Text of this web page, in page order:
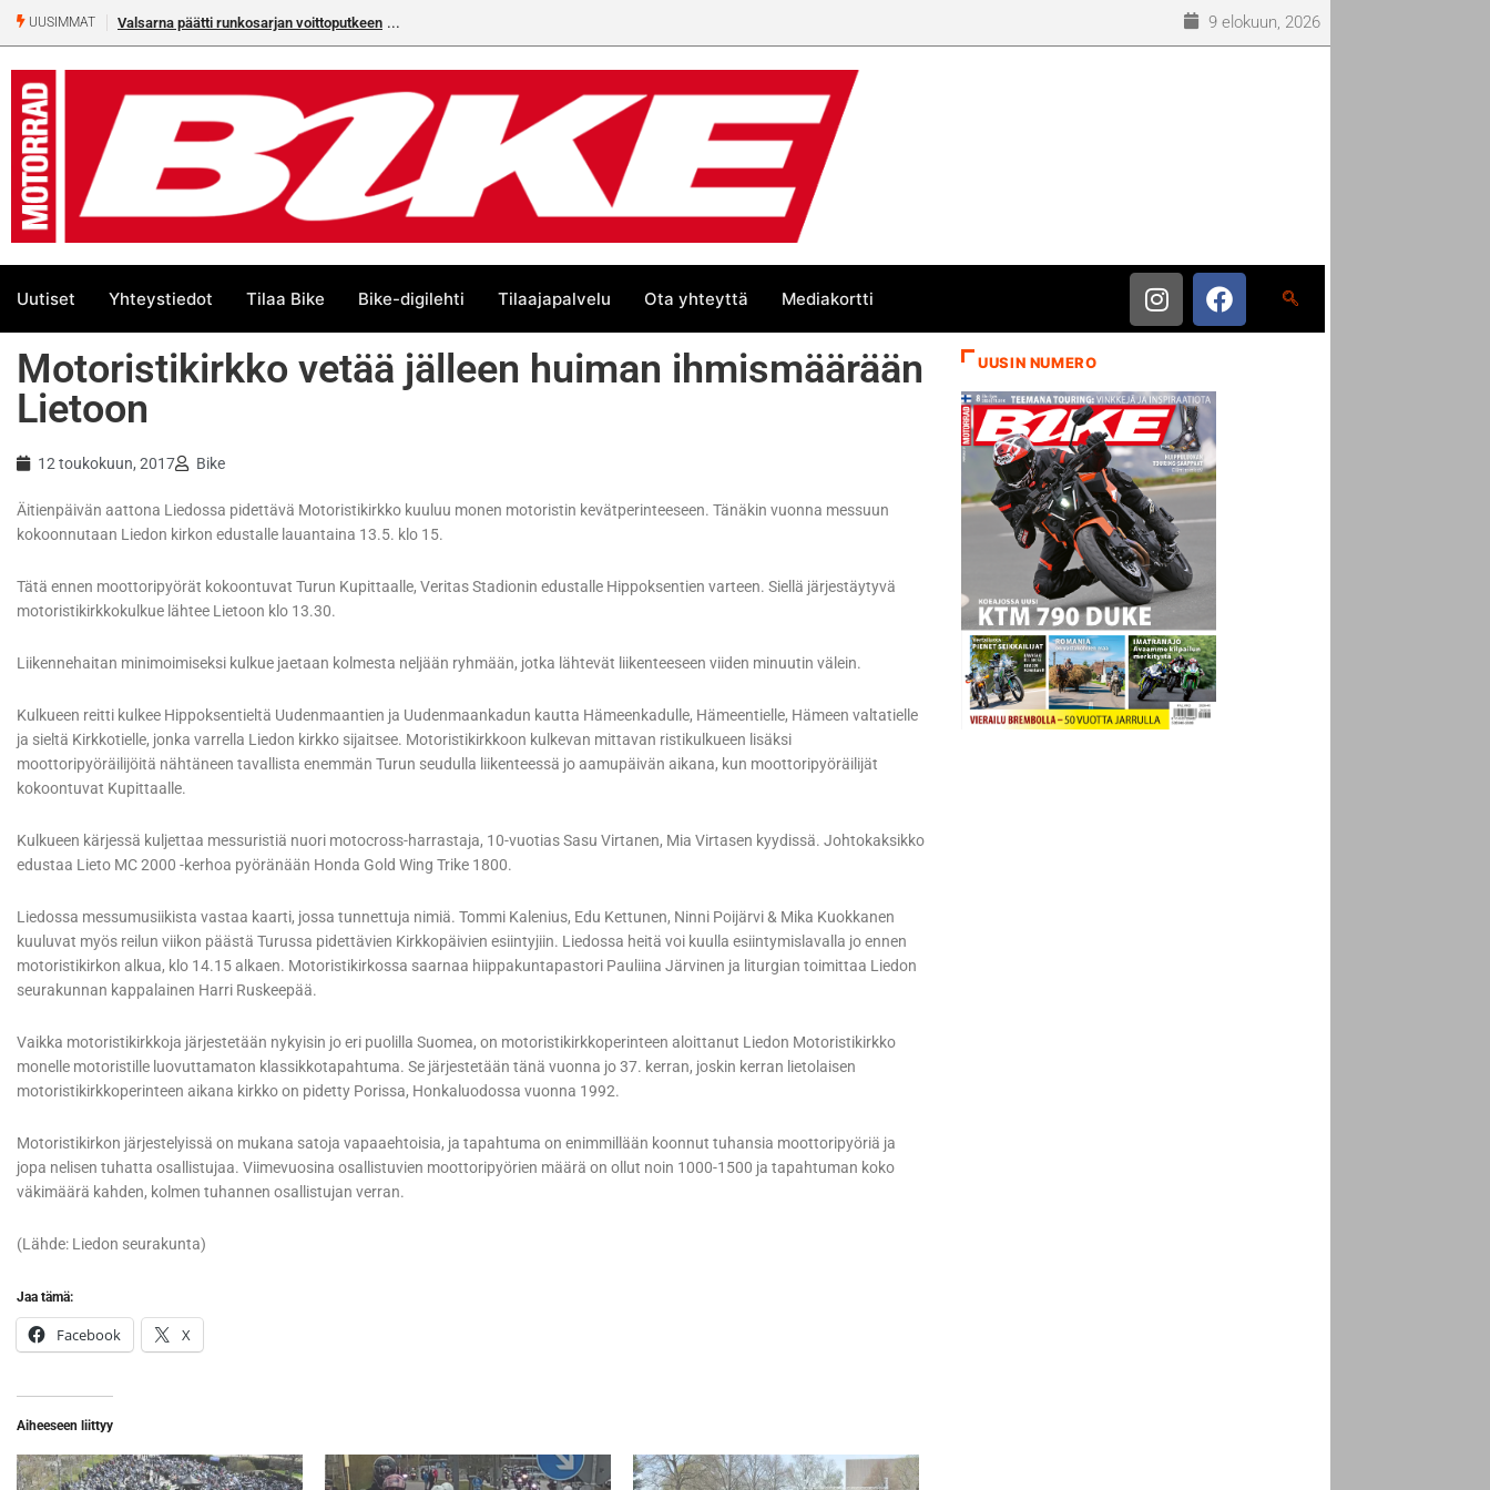
UUSIMMAT Valsarna päätti runkosarjan voittoputkeen 9 elokuun, 2026
Uutiset Yhteystiedot Tilaa Bike Bike-digilehti Tilaajapalvelu Ota yhteyttä Mediakortti
Motoristikirkko vetää jälleen huiman ihmismäärään
Lietoon
12 toukokuun, 2017 Bike
Äitienpäivän aattona Liedossa pidettävä Motoristikirkko kuuluu monen motoristin kevätperinteeseen. Tänäkin vuonna messuun
kokoonnutaan Liedon kirkon edustalle lauantaina 13.5. klo 15.
Tätä ennen moottoripyörät kokoontuvat Turun Kupittaalle, Veritas Stadionin edustalle Hippoksentien varteen. Siellä järjestäytyvä
motoristikirkkokulkue lähtee Lietoon klo 13.30.
Liikennehaitan minimoimiseksi kulkue jaetaan kolmesta neljään ryhmään, jotka lähtevät liikenteeseen viiden minuutin välein.
Kulkueen reitti kulkee Hippoksentieltä Uudenmaantien ja Uudenmaankadun kautta Hämeenkadulle, Hämeentielle, Hämeen valtatielle
ja sieltä Kirkkotielle, jonka varrella Liedon kirkko sijaitsee. Motoristikirkkoon kulkevan mittavan ristikulkueen lisäksi
moottoripyöräilijöitä nähtäneen tavallista enemmän Turun seudulla liikenteessä jo aamupäivän aikana, kun moottoripyöräilijät
kokoontuvat Kupittaalle.
Kulkueen kärjessä kuljettaa messuristiä nuori motocross-harrastaja, 10-vuotias Sasu Virtanen, Mia Virtasen kyydissä. Johtokaksikko
edustaa Lieto MC 2000 -kerhoa pyöränään Honda Gold Wing Trike 1800.
Liedossa messumusiikista vastaa kaarti, jossa tunnettuja nimiä. Tommi Kalenius, Edu Kettunen, Ninni Poijärvi & Mika Kuokkanen
kuuluvat myös reilun viikon päästä Turussa pidettävien Kirkkopäivien esiintyjiin. Liedossa heitä voi kuulla esiintymislavalla jo ennen
motoristikirkon alkua, klo 14.15 alkaen. Motoristikirkossa saarnaa hiippakuntapastori Pauliina Järvinen ja liturgian toimittaa Liedon
seurakunnan kappalainen Harri Ruskeepää.
Vaikka motoristikirkkoja järjestetään nykyisin jo eri puolilla Suomea, on motoristikirkkoperinteen aloittanut Liedon Motoristikirkko
monelle motoristille luovuttamaton klassikkotapahtuma. Se järjestetään tänä vuonna jo 37. kerran, joskin kerran lietolaisen
motoristikirkkoperinteen aikana kirkko on pidetty Porissa, Honkaluodossa vuonna 1992.
Motoristikirkon järjestelyissä on mukana satoja vapaaehtoisia, ja tapahtuma on enimmillään koonnut tuhansia moottoripyöriä ja
jopa nelisen tuhatta osallistujaa. Viimevuosina osallistuvien moottoripyörien määrä on ollut noin 1000-1500 ja tapahtuman koko
väkimäärä kahden, kolmen tuhannen osallistujan verran.
(Lähde: Liedon seurakunta)
Jaa tämä:
Facebook X
Aiheeseen liittyy
UUSIN NUMERO